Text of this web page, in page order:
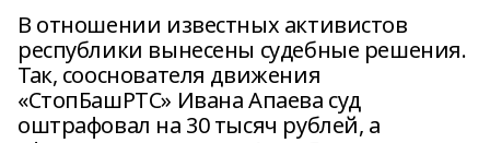
В отношении известных активистов
республики вынесены судебные решения.
Так, сооснователя движения
«СтопБашРТС» Ивана Апаева суд
оштрафовал на 30 тысяч рублей, а